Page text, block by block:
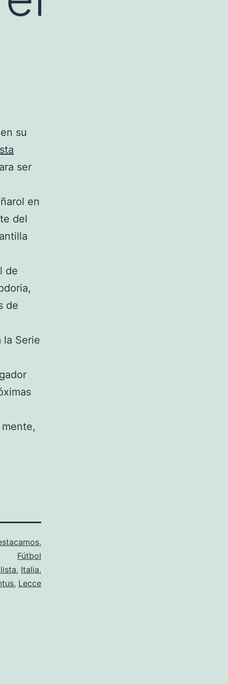
su
ser
en
del
de
de
la Serie
,
Fútbol
, Italia,
, Lecce